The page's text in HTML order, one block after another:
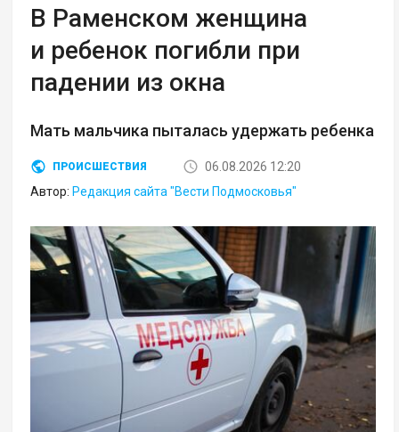
В Раменском женщина
и ребенок погибли при
падении из окна
Мать мальчика пыталась удержать ребенка
ПРОИСШЕСТВИЯ
06.08.2026 12:20
Автор: Редакция сайта "Вести Подмосковья"